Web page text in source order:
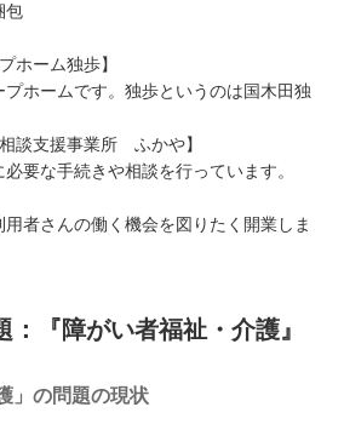
包
ホーム独歩】
ホームです。独歩というのは国木田独
談支援事業所 ふかや】
要な手続きや相談を行っています。
者さんの働く機会を図りたく開業しま
『障がい者福祉・介護』
」の問題の現状